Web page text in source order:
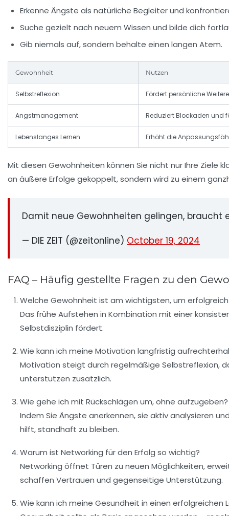
Erkenne Ängste als natürliche Begleiter und
Suche gezielt nach neuem Wissen und bilde dich
Gib niemals auf, sondern behalte einen langen Atem.
Gewohnheit Nutzen
Selbstreflexion Fördert persönliche
Angstmanagement Reduziert Blockaden und
Lebenslanges Lernen Erhöht die
Mit diesen Gewohnheiten können Sie nicht nur Ihre Ziele
an äußere Erfolge gekoppelt, sondern wird zu einem
Damit neue Gewohnheiten gelingen, braucht
— DIE ZEIT (@zeitonline) October 19, 2024
FAQ – Häufig gestellte Fragen zu den
Welche Gewohnheit ist am wichtigsten, um erfolgreich
Das frühe Aufstehen in Kombination mit einer
Selbstdisziplin fördert.
Wie kann ich meine Motivation langfristig
Motivation steigt durch regelmäßige Selbstreflexion,
unterstützen zusätzlich.
Wie gehe ich mit Rückschlägen um, ohne aufzugeben?
Indem Sie Ängste anerkennen, sie aktiv analysieren
hilft, standhaft zu bleiben.
Warum ist Networking für den Erfolg so wichtig?
Networking öffnet Türen zu neuen Möglichkeiten,
schaffen Vertrauen und gegenseitige Unterstützung.
Wie kann ich meine Gesundheit in einen erfolgreichen